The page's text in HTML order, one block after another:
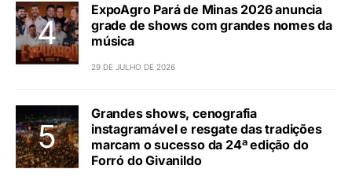
ExpoAgro Pará de Minas 2026 anuncia
grade de shows com grandes nomes da
música
29 DE JULHO DE 2026
Grandes shows, cenografia
instagramável e resgate das tradições
marcam o sucesso da 24ª edição do
Forró do Givanildo